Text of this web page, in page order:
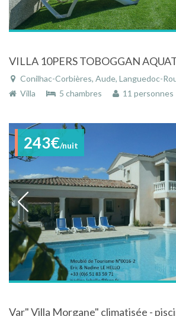
Conilhac-Corbières, Aude, Languedoc-
Villa
5 chambres 11 personnes
243€/nuit